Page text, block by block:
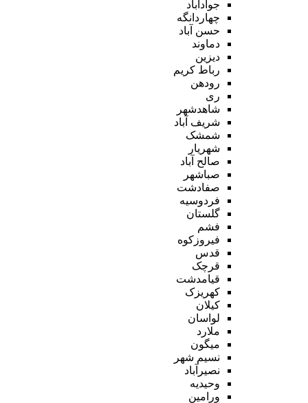
جوادآباد
چهاردانگه
حسن آباد
دماوند
دیزین
رباط کریم
رودهن
ری
شاهدشهر
شریف آباد
شمشک
شهریار
صالح آباد
صباشهر
صفادشت
فردوسیه
گلستان
فشم
فیروزکوه
قدس
قرچک
قیامدشت
کهریزک
کیلان
لواسان
ملارد
میگون
نسیم شهر
نصیرآباد
وحیدیه
ورامین